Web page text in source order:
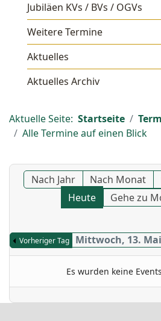
Jubiläen KVs / BVs / OGVs
Weitere Termine
Aktuelles
Aktuelles Archiv
Aktuelle Seite: Startseite
Alle Termine auf einen Blick
Nach Jahr Nach Monat
Heute
Gehe zu
Vorheriger Tag Mittwoch, 13.
Es wurden keine